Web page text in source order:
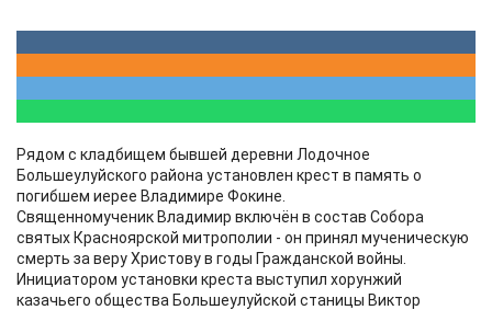
Рядом с кладбищем бывшей деревни Лодочное
Большеулуйского района установлен крест в память о
погибшем иерее Владимире Фокине.
Священномученик Владимир включён в состав Собора
святых Красноярской митрополии - он принял мученическую
смерть за веру Христову в годы Гражданской войны.
Инициатором установки креста выступил хорунжий
казачьего общества Большеулуйской станицы Виктор